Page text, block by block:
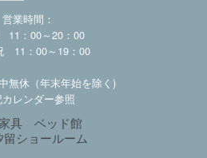
営業時間：
：00～20：00
11：00～19：00
無休（年末年始を除く)
カレンダー参照
具 ベッド館
留ショールーム